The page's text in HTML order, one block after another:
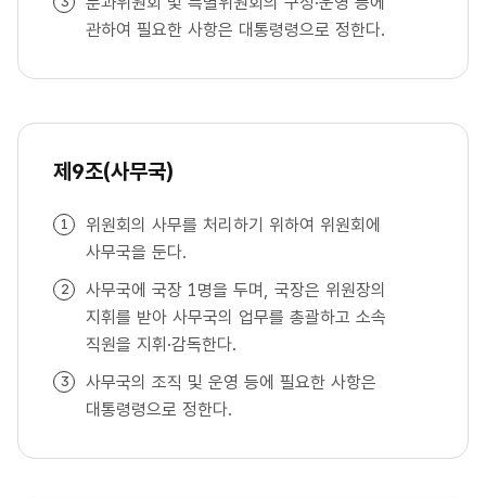
관하여 필요한 사항은 대통령령으로 정한다.
제9조(사무국)
위원회의 사무를 처리하기 위하여 위원회에
사무국을 둔다.
사무국에 국장 1명을 두며, 국장은 위원장의
지휘를 받아 사무국의 업무를 총괄하고 소속
직원을 지휘·감독한다.
사무국의 조직 및 운영 등에 필요한 사항은
대통령령으로 정한다.